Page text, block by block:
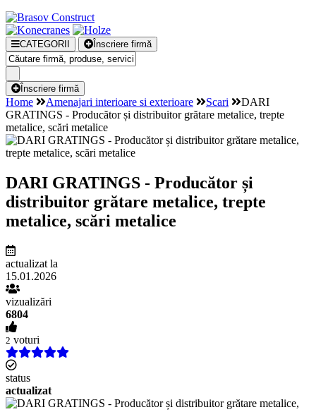
CATEGORII Înscriere firmă
Înscriere firmă
Home Amenajari interioare si exterioare Scari
DARI
GRATINGS - Producător și distribuitor grătare metalice, trepte
metalice, scări metalice
DARI GRATINGS - Producător și
distribuitor grătare metalice, trepte
metalice, scări metalice
actualizat la
15.01.2026
vizualizări
6804
2 voturi
status
actualizat